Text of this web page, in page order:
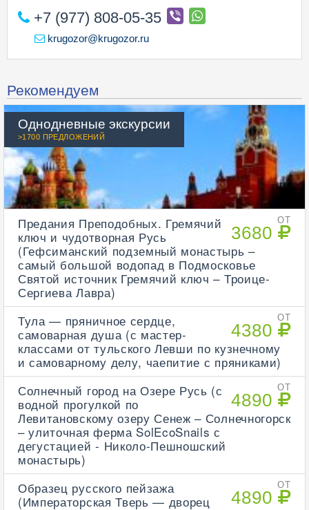
+7 (977) 808-05-35
krugozor@krugozor.ru
Рекомендуем
Однодневные экскурсии
>1700 ПРЕДЛОЖЕНИЙ
ОТ
3680
Предания Преподобных. Гремячий
ключ и чудотворная Русь
(Гефсиманский подземный монастырь –
самый большой водопад в Подмосковье
Святой источник Гремячий ключ – Троице-
Сергиева Лавра)
ОТ
4380
Тула — пряничное сердце,
самоварная душа (с мастер-
классами от тульского Левши по кузнечному
и самоварному делу, чаепитие с пряниками)
ОТ
4890
Солнечный город на Озере Русь (с
водной прогулкой по
Левитановскому озеру Сенеж – Солнечногорск
– улиточная ферма SolEcoSnails с
дегустацией - Николо-Пешношский
монастырь)
ОТ
4890
Образец русского пейзажа
(Императорская Тверь — дворец